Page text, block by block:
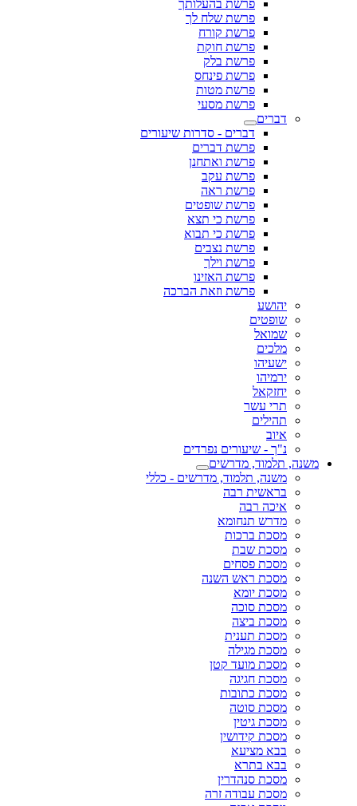
פרשת בהעלותך
פרשת שלח לך
פרשת קורח
פרשת חוקת
פרשת בלק
פרשת פינחס
פרשת מטות
פרשת מסעי
דברים
דברים - סדרות שיעורים
פרשת דברים
פרשת ואתחנן
פרשת עקב
פרשת ראה
פרשת שופטים
פרשת כי תצא
פרשת כי תבוא
פרשת נצבים
פרשת וילך
פרשת האזינו
פרשת וזאת הברכה
יהושע
שופטים
שמואל
מלכים
ישעיהו
ירמיהו
יחזקאל
תרי עשר
תהילים
איוב
נ"ך - שיעורים נפרדים
משנה, תלמוד, מדרשים
משנה, תלמוד, מדרשים - כללי
בראשית רבה
איכה רבה
מדרש תנחומא
מסכת ברכות
מסכת שבת
מסכת פסחים
מסכת ראש השנה
מסכת יומא
מסכת סוכה
מסכת ביצה
מסכת תענית
מסכת מגילה
מסכת מועד קטן
מסכת חגיגה
מסכת כתובות
מסכת סוטה
מסכת גיטין
מסכת קידושין
בבא מציעא
בבא בתרא
מסכת סנהדרין
מסכת עבודה זרה